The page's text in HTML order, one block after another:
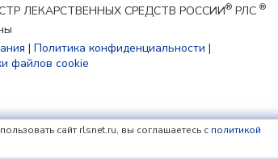
ЛЕКАРСТВЕННЫХ СРЕДСТВ РОССИИ® РЛС ®
| Политика конфиденциальности |
файлов cookie
18+
сайт rlsnet.ru, вы соглашаетесь с политикой